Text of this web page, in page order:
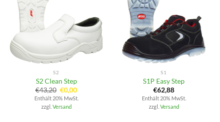
S2
S2 Clean Step
€43,20 Ursprünglicher
Preis
war:
€43,20
€0,00Aktueller
Preis
ist:
Enthält 20% MwSt.
zzgl. Versand
S1
S1P Easy Step
€62,88
Enthält 20% MwSt.
zzgl. Versand